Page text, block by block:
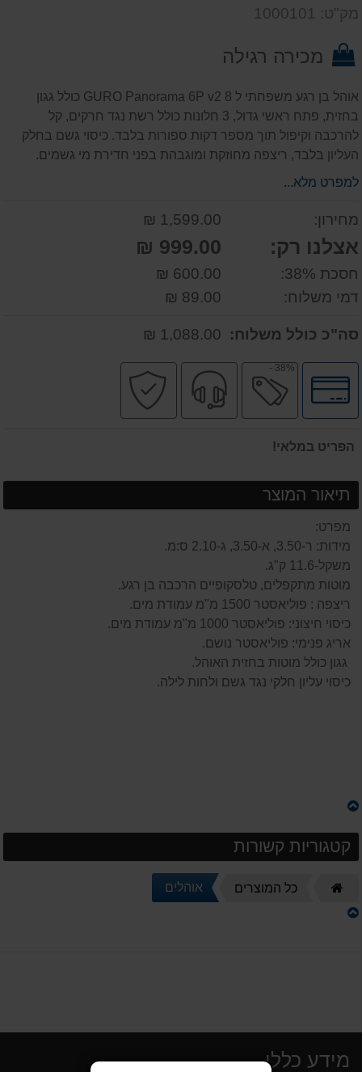
מק"ט: 1000101
מכירה רגילה
אוהל בן רגע משפחתי ל 8 GURO Panorama 6P v2 כולל גגון
בחזית, פתח ראשי גדול, 3 חלונות כולל רשת נגד חרקים, קל
להרכבה וקיפול תוך מספר דקות ספורות בלבד. כיסוי גשם בחלק
העליון בלבד, ריצפה מחוזקת ומוגבהת בפני חדירת מי גשמים.
למפרט מלא...
מחירון: 1,599.00 ₪
אצלנו רק: 999.00 ₪
חסכת 38%:
600.00 ₪
דמי משלוח:
89.00 ₪
סה"כ כולל משלוח: 1,088.00 ₪
לחץ
לאפשרויות
תשלומים
38% - מבצע
שירות
מקצועי
הפריט במלאי!
תיאור המוצר
מפרט:
מידות: ר-3.50, א-3.50, ג-2.10 ס:מ.
משקל-11.6 ק"ג.
מוטות מתקפלים, טלסקופיים הרכבה בן רגע.
ריצפה : פוליאסטר 1500 מ"מ עמודת מים.
כיסוי חיצוני: פוליאסטר 1000 מ"מ עמודת מים.
אריג פנימי: פוליאסטר נושם.
גגון כולל מוטות בחזית האוהל.
כיסוי עליון חלקי נגד גשם ולחות לילה.
קטגוריות קשורות
כל המוצרים אוהלים
מידע כללי